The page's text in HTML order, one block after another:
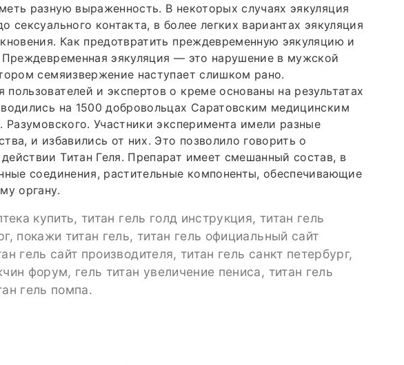
разную выраженность. В некоторых случаях эякуляция
сексуального контакта, в более легких вариантах эякуляция
Как предотвратить преждевременную эякуляцию и
Преждевременная эякуляция — это нарушение в мужской
семяизвержение наступает слишком рано.
и экспертов о креме основаны на результатах
на 1500 добровольцах Саратовским медицинским
Участники эксперимента имели разные
и избавились от них. Это позволило говорить о
Титан Геля. Препарат имеет смешанный состав, в
соединения, растительные компоненты, обеспечивающие
органу.
купить, титан гель голд инструкция, титан гель
покажи титан гель, титан гель официальный сайт
гель сайт производителя, титан гель санкт петербург,
форум, гель титан увеличение пениса, титан гель
гель помпа.